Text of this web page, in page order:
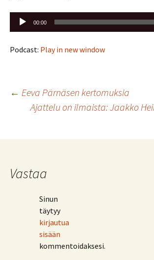
Äänitoistin
00:00
Podcast: Play in new window
Artikkelien
selaus
← Eeva Pärnäsen kertomuksia
Ajattelu on ilmaista: Jaakko
Vastaa
Sinun
täytyy
kirjautua
sisään
kommentoidaksesi.